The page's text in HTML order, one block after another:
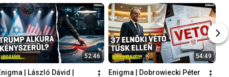
52:46
| László Dávid |
54:49
Enigma | Dobrowiecki Péter